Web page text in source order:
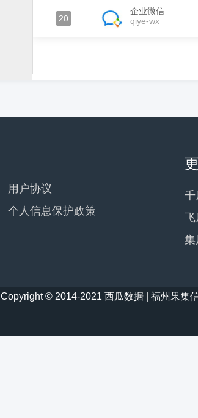
20
企业微信
qiye-wx
用户协议
个人信息保护政策
千
集
Copyright © 2014-2021 西瓜数据 | 福州果集